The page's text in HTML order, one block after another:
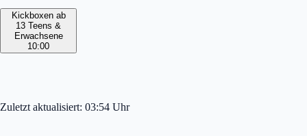
Kickboxen ab
13 Teens &
Erwachsene
10:00
Zuletzt aktualisiert: 03:54 Uhr